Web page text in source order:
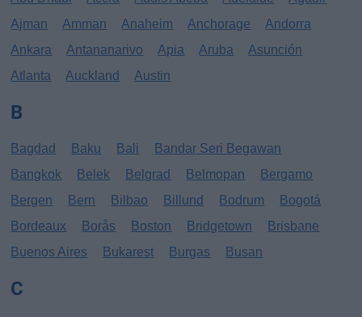
Ajman
Amman Anaheim Anchorage
Andorra
Ankara
Antananarivo Apia Aruba
Asunción
Atlanta
Auckland Austin
B
Bagdad Baku Bali
Bandar Seri Begawan
Bangkok
Belek Belgrad Belmopan
Bergamo
Bergen
Bern Bilbao Billund Bodrum
Bogotá
Bordeaux
Borås Boston Bridgetown
Brisbane
Buenos Aires
Bukarest Burgas Busan
C